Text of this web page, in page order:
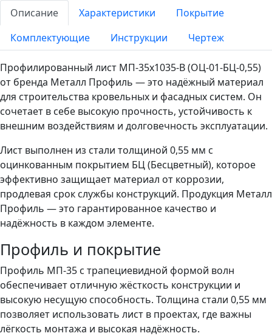
Описание
Характеристики
Покрытие
Комплектующие
Инструкции Чертеж
Профилированный лист МП-35x1035-B (ОЦ-01-БЦ-0,55)
от бренда Металл Профиль — это надёжный материал
для строительства кровельных и фасадных систем. Он
сочетает в себе высокую прочность, устойчивость к
внешним воздействиям и долговечность эксплуатации.
Лист выполнен из стали толщиной 0,55 мм с
оцинкованным покрытием БЦ (Бесцветный), которое
эффективно защищает материал от коррозии,
продлевая срок службы конструкций. Продукция Металл
Профиль — это гарантированное качество и
надёжность в каждом элементе.
Профиль и покрытие
Профиль МП-35 с трапециевидной формой волн
обеспечивает отличную жёсткость конструкции и
высокую несущую способность. Толщина стали 0,55 мм
позволяет использовать лист в проектах, где важны
лёгкость монтажа и высокая надёжность.